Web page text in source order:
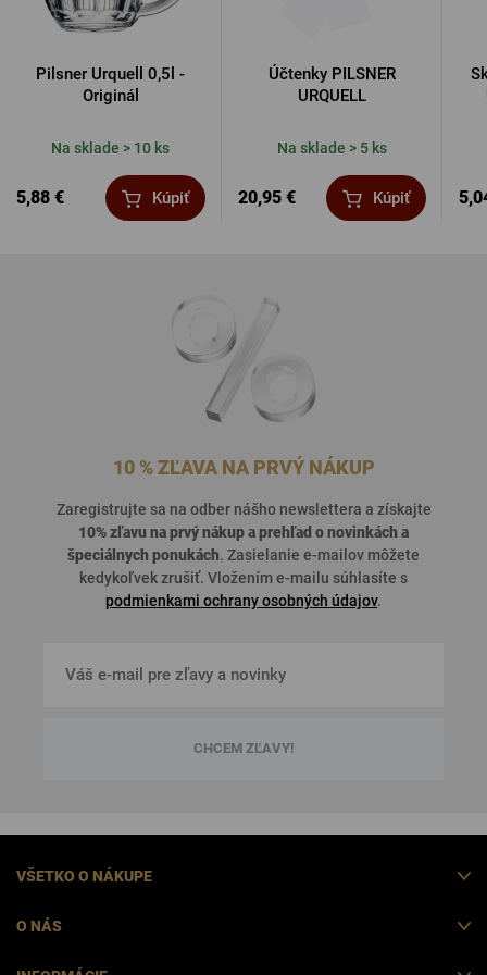
Pilsner Urquell 0,5l -
Originál
Na sklade > 10 ks
5,88 € Kúpiť
Účtenky PILSNER
URQUELL
Na sklade > 5 ks
20,95 € Kúpiť
10 % ZĽAVA NA PRVÝ NÁKUP
Zaregistrujte sa na odber nášho newslettera a získajte
10% zľavu na prvý nákup a prehľad onovinkách a
špeciálnych ponukách. Zasielanie e-mailov môžete
kedykoľvek zrušiť. Vložením e-mailu súhlasíte s
podmienkami ochrany osobných údajov.
CHCEM ZĽAVY!
VŠETKO O NÁKUPE
O NÁS